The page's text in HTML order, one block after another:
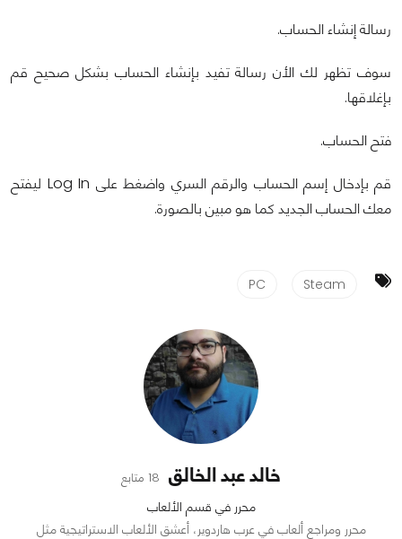
رسالة إنشاء الحساب.
سوف تظهر لك الأن رسالة تفيد بإنشاء الحساب بشكل صحيح قم
بإغلاقها.
فتح الحساب.
قم بإدخال إسم الحساب والرقم السري واضغط على Log In ليفتح
معك الحساب الجديد كما هو مبين بالصورة.
Steam
PC
خالد عبد الخالق 18 متابع
محرر في قسم الألعاب
محرر ومراجع ألعاب في عرب هاردوير، أعشق الألعاب الاستراتيجية مثل